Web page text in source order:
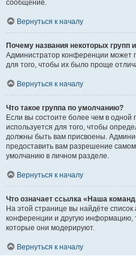
сообщение.
Вернуться к началу
Почему названия некоторых групп
Администратор конференции может
для того, чтобы их было проще
Вернуться к началу
Что такое группа по умолчанию?
Если вы состоите более чем в
используется для того, чтобы
должны быть вам присвоены.
предоставить вам разрешение
умолчанию в личном разделе.
Вернуться к началу
Что означает ссылка «Наша
На этой странице вы найдёте
конференции и другую информацию,
которые они модерируют.
Вернуться к началу